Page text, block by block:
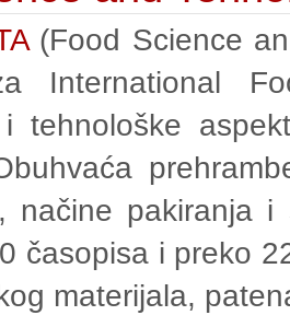
(Food Science
International
tehnološke
načine pakiranja
časopisa i preko
materijala,